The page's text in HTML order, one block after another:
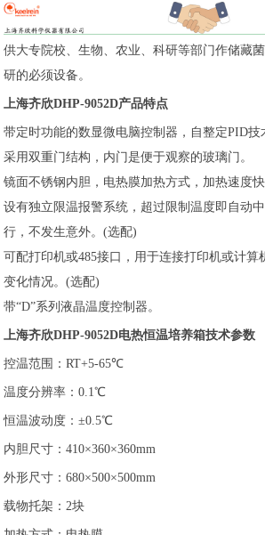
供大专院校、生物、农业、科研等部门作储藏
研的必须设备。
上海齐欣DHP-9052D产品特点
带定时功能的数显微电脑控制器，自整定PID技
采用双重门结构，内门是便于观察的玻璃门。
镜面不锈钢内胆，电热膜加热方式，加热速度快
设有独立限温报警系统，超过限制温度即自动
行，不发生意外。(选配)
可配打印机或485接口，用于连接打印机或计算
变化情况。(选配)
带“D”系列液晶温度控制器。
上海齐欣DHP-9052D电热恒温培养箱技术参数
控温范围：RT+5-65℃
温度分辨率：0.1℃
恒温波动度：±0.5℃
内胆尺寸：410×360×360mm
外形尺寸：680×500×500mm
载物托架 ：2块